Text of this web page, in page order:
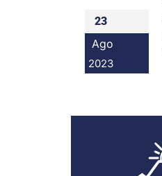
23
Ago
2023